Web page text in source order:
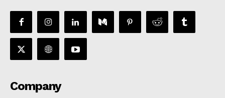
Company